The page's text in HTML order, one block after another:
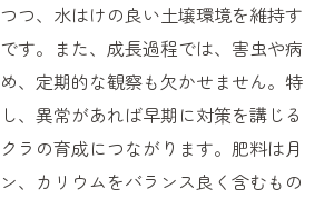
つ、水はけの良い土壌環境を維持す
す。また、成長過程では、害虫や病
、定期的な観察も欠かせません。特
、異常があれば早期に対策を講じる
ラの育成につながります。肥料は月
、カリウムをバランス良く含むもの